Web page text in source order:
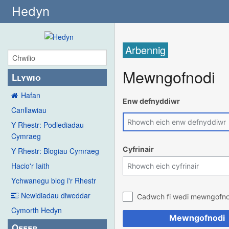
Hedyn
Llywio
Hafan
Canllawiau
Y Rhestr: Podlediadau
Cymraeg
Y Rhestr: Blogiau Cymraeg
Hacio'r Iaith
Ychwanegu blog i'r Rhestr
Newidiadau diweddar
Cymorth Hedyn
Arbennig
Mewngofnodi
Enw defnyddiwr
Cyfrinair
Cadwch fi wedi
Mewngofnodi